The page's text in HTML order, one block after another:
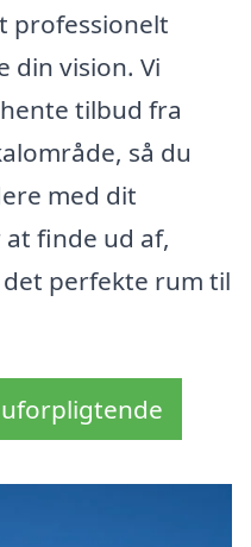
professionelt
din vision. Vi
tilbud fra
så du
med dit
finde ud af,
perfekte rum til